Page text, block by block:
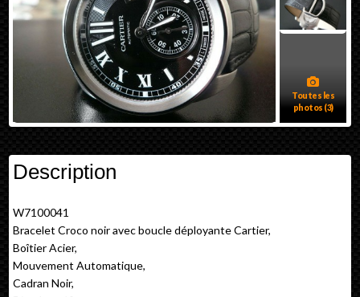
Toutes les
photos (3)
Description
W7100041
Bracelet Croco noir avec boucle déployante Cartier,
Boîtier Acier,
Mouvement Automatique,
Cadran Noir,